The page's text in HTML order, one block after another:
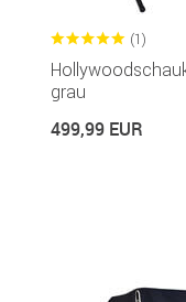
(1)
grau
499,99 EUR